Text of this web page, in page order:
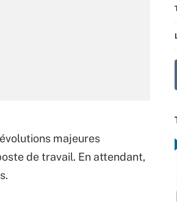
majeures
de travail. En attendant,